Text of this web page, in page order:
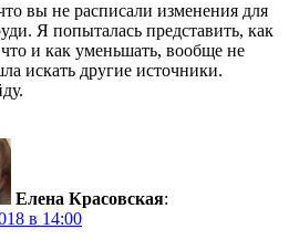
вы не расписали изменения для
Я попыталась представить, как
что и как уменьшать, вообще не
искать другие источники.
Елена Красовская:
в 14:00